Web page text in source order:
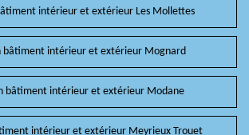
intérieur et extérieur Les Mollettes
bâtiment intérieur et extérieur Mognard
bâtiment intérieur et extérieur Modane
intérieur et extérieur Meyrieux Trouet